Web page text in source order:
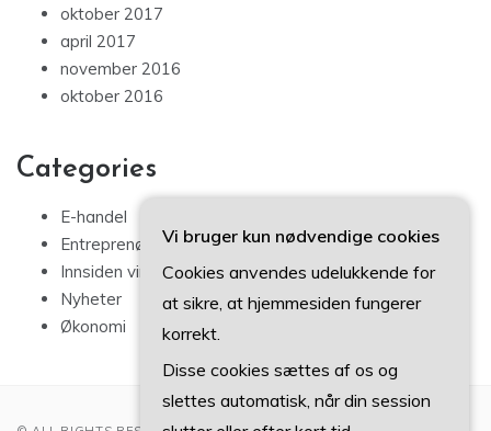
oktober 2017
april 2017
november 2016
oktober 2016
Categories
E-handel
Entreprenørskap
Innsiden virksomhet
Nyheter
Økonomi
Vi bruger kun nødvendige cookies
Cookies anvendes udelukkende for
at sikre, at hjemmesiden fungerer
korrekt.
Disse cookies sættes af os og
slettes automatisk, når din session